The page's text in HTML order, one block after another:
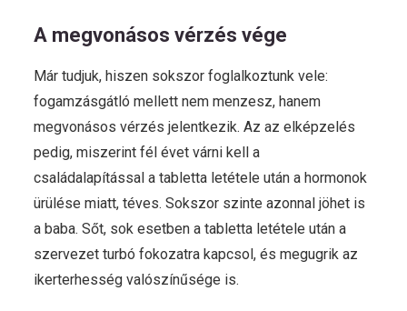
A megvonásos vérzés vége
Már tudjuk, hiszen sokszor foglalkoztunk vele:
fogamzásgátló mellett nem menzesz, hanem
megvonásos vérzés jelentkezik. Az az elképzelés
pedig, miszerint fél évet várni kell a
családalapítással a tabletta letétele után a hormonok
ürülése miatt, téves. Sokszor szinte azonnal jöhet is
a baba. Sőt, sok esetben a tabletta letétele után a
szervezet turbó fokozatra kapcsol, és megugrik az
ikerterhesség valószínűsége is.